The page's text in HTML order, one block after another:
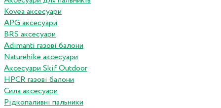
Kovea аксесуари
APG аксесуари
BRS аксесуари
Adimanti газові балони
Naturehike аксесуари
Аксесуари Skif Outdoor
HPCR газові балони
Сила аксесуари
Рідкопаливні пальники